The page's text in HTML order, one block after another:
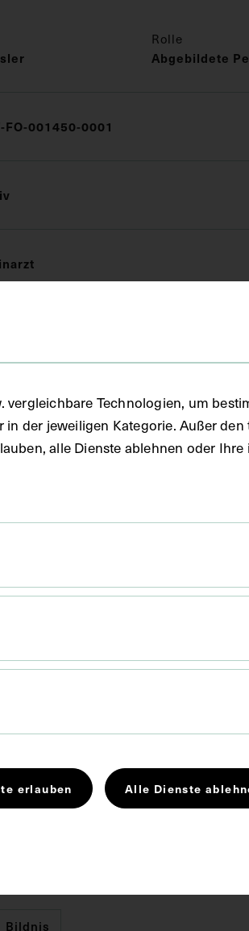
Rolle
Abgebildete
FO-001450-0001
Bildnis
vergleichbare Technologien, um
der jeweiligen Kategorie. Außer
alle Dienste ablehnen oder
erlauben Alle Dienste